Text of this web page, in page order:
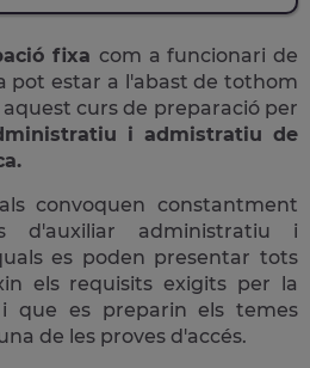
fixa com a funcionari de
pot estar a l'abast de tothom
curs de preparació per
i admistratiu de
convoquen constantment
d'auxiliar administratiu i
es poden presentar tots
els requisits exigits per la
que es preparin els temes
de les proves d'accés.